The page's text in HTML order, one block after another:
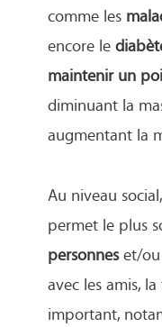
comme les
encore le
maintenir un
diminuant la
augmentant la
Au niveau
permet le plus
personneset/ou
avec les amis,
important,